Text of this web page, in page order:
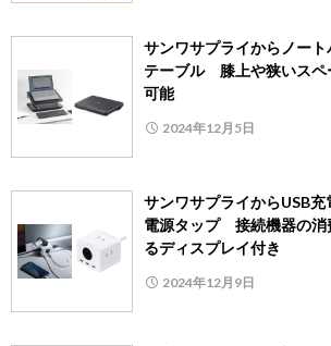
サンワサプライからノー
テーブル 膝上や狭いスペ
可能
2024年12月5日
サンワサプライからUSB充
電源タップ 接続機器の消
るディスプレイ付き
2024年12月9日